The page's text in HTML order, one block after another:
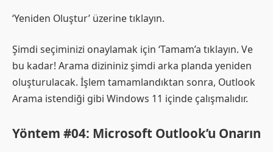
‘Yeniden Oluştur’ üzerine tıklayın.
Şimdi seçiminizi onaylamak için ‘Tamam’a tıklayın. Ve
bu kadar! Arama dizininiz şimdi arka planda yeniden
oluşturulacak. İşlem tamamlandıktan sonra, Outlook
Arama istendiği gibi Windows 11 içinde çalışmalıdır.
Yöntem #04: Microsoft Outlook’u Onarın